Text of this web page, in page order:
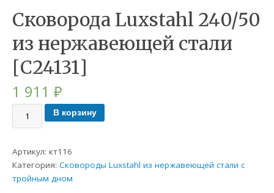
Сковорода Luxstahl 240/50
из нержавеющей стали
[C24131]
1 911₽
В корзину
Артикул:кт116
Категория:Сковороды Luxstahl из нержавеющей стали с
тройным дном